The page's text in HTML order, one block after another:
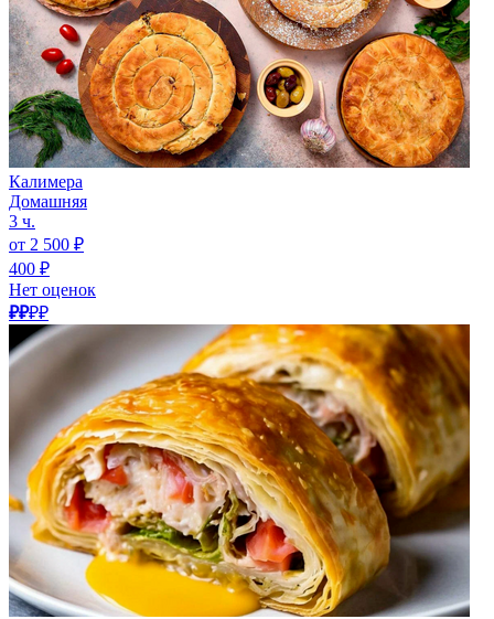
Калимера
Домашняя
3 ч.
от 2 500 ₽
400 ₽
Нет оценок
₽₽₽₽